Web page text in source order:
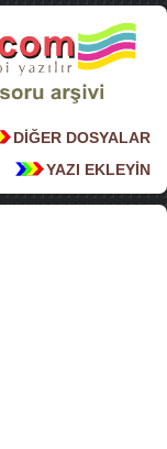
DİĞER DOSYALAR
YAZI EKLEYİN